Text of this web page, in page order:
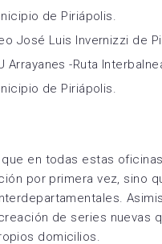
de Piriápolis.
José Luis Invernizzi de
Arrayanes -Ruta
de Piriápolis.
que en todas estas
por primera vez, sino
de series nuevas
domicilios.